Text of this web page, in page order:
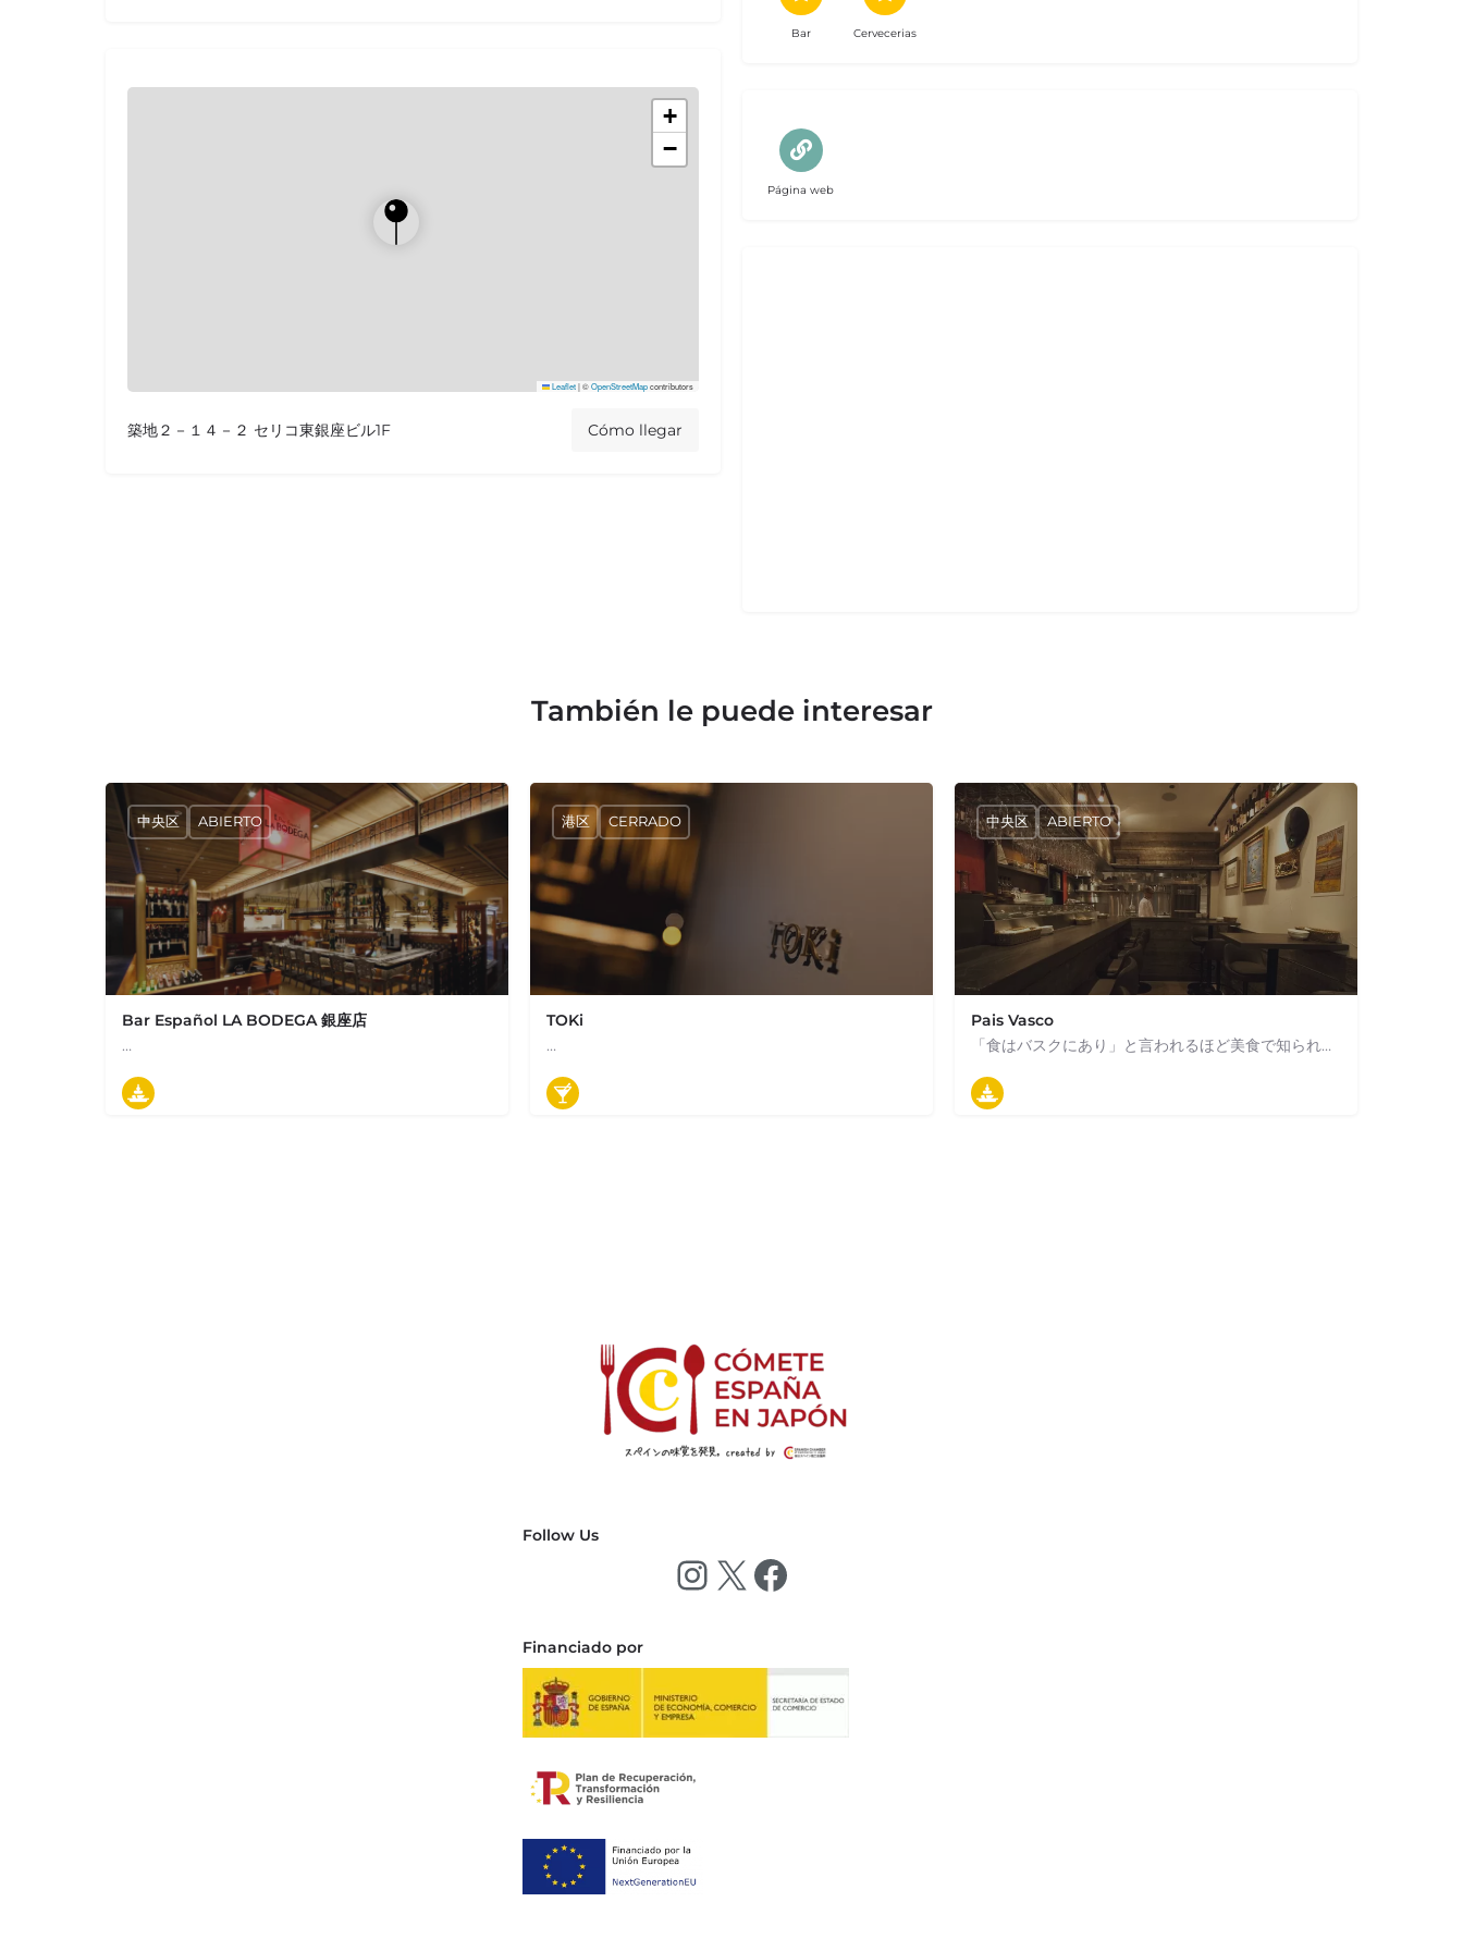
+
−
Leaflet|©OpenStreetMapcontributors
築地２－１４－２ セリコ東銀座ビル1F Cómo llegar
Bar Cervecerias
Página web
También le puede interesar
Bar Español LA BODEGA 銀座店
…
03-6264-5456
東京都中央区銀座5-2-1 東急プラザ銀座 10Ｆ
中央区 ABIERTO
TOKi
…
+81 3-6228-5665
日本、東京都港区新橋１丁目８−４ TOKi（Restaurant & Bar）
港区 CERRADO
Pais Vasco
「食はバスクにあり」と言われるほど美食で知られ、世界のシェフに影響を与え続けている…
03-6228-5601
中央区 ABIERTO
Follow Us
Financiado por